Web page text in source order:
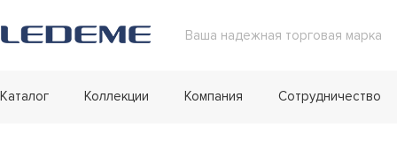
Ваша надежная торговая марка
Каталог Коллекции Компания Сотрудничество